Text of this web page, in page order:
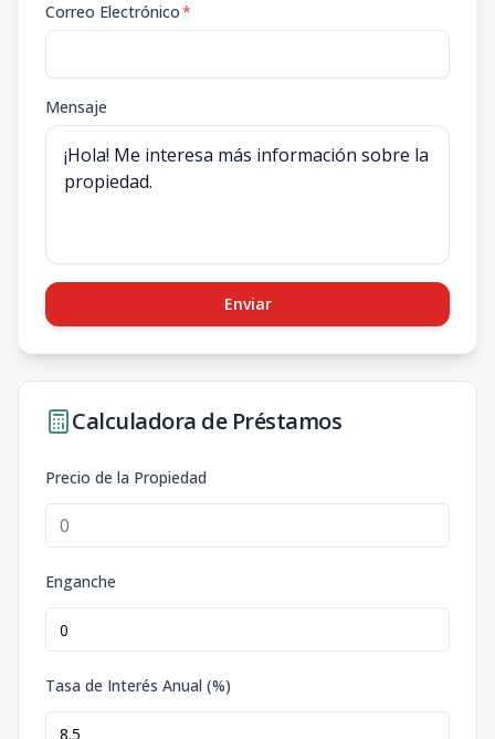
Correo Electrónico*
Mensaje
Enviar
Calculadora de Préstamos
Precio de la Propiedad
Enganche
Tasa de Interés Anual (%)